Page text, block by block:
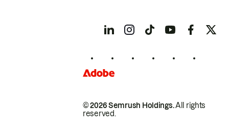
© 2026 Semrush Holdings.All rights
reserved.